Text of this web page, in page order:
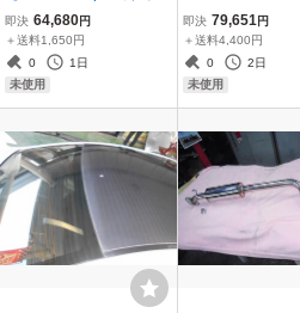
ロショップ】ステアリン
グ レースモデル 32.5Φ フ
ラット スエード PD258
即決 64,680円
＋送料1,650円
0
1日
未使用
コ REV-J QRT バ
ート 1脚 ブラック
正規品＆メーカー
即決 79,651 円
＋送料4,400円
0
2日
未使用